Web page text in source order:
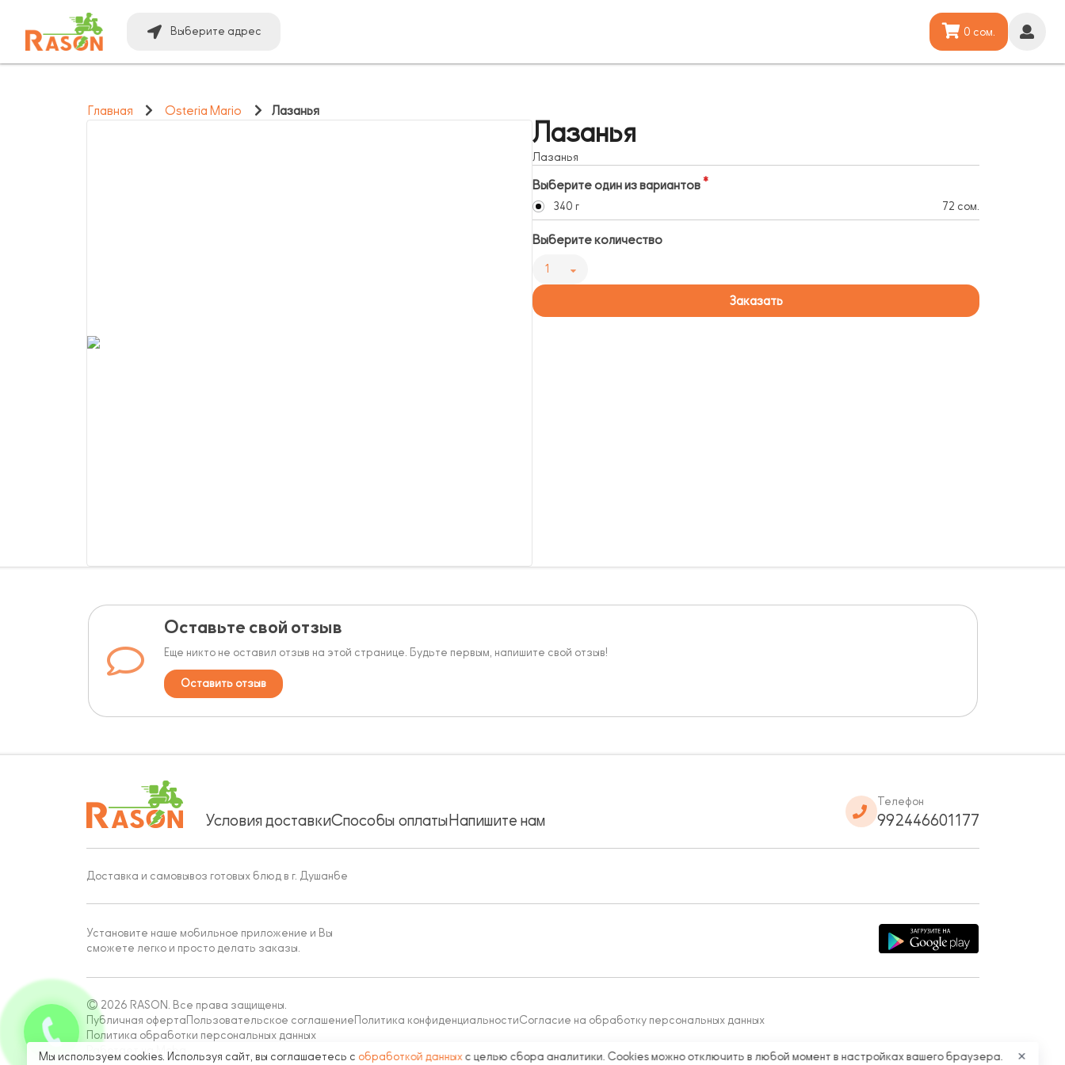
Выберите адрес 0 сом.
Главная Osteria Mario Лазанья
Лазанья
Лазанья
Выберите один из вариантов
340 г 72 сом.
Выберите количество
1
Заказать
Оставьте свой отзыв
Еще никто не оставил отзыв на этой странице. Будьте первым, напишите свой отзыв!
Оставить отзыв
Условия доставкиСпособы оплатыНапишите нам
Телефон
992446601177
Доставка и самовывоз готовых блюд в г. Душанбе
Установите наше мобильное приложение и Вы
сможете легко и просто делать заказы.
© 2026 RASON. Все права защищены.
Публичная оферта Пользовательское соглашение Политика конфиденциальностиСогласие на обработку персональных данных
Политика обработки персональных данных
Работает на Moba
Мы используем cookies. Используя сайт, вы соглашаетесь с обработкой данных с целью сбора аналитики. Cookies можно отключить в любой момент в настройках вашего браузера. ✕